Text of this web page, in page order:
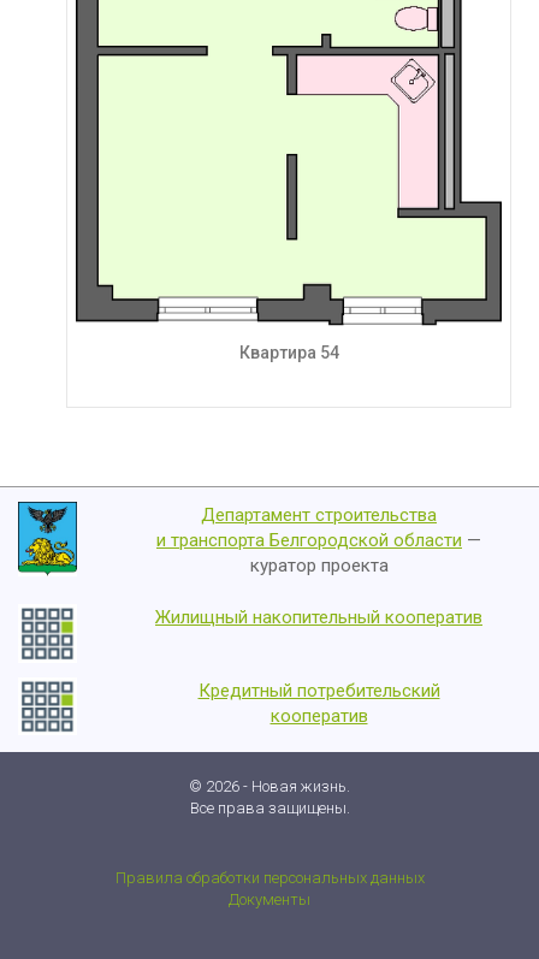
Квартира 54
Департамент строительства
и транспорта Белгородской области —
куратор проекта
Жилищный накопительный кооператив
Кредитный потребительский
кооператив
© 2026 - Новая жизнь.
Все права защищены.
Правила обработки персональных данных
Документы